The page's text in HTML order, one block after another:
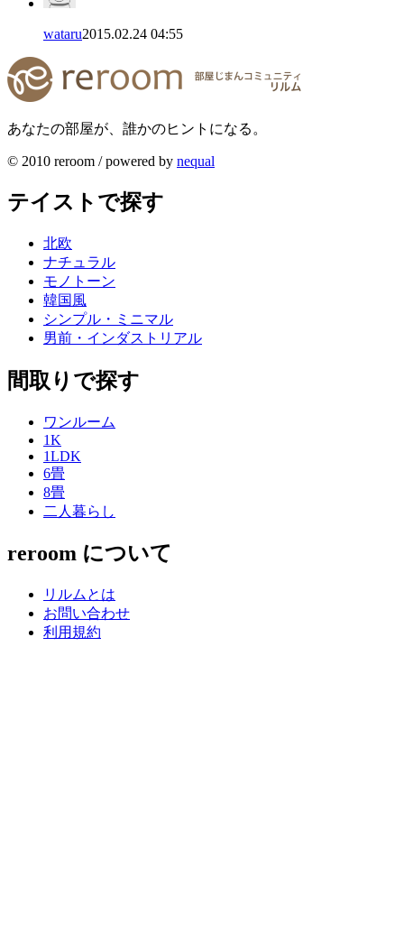
wataru2015.02.24 04:55
あなたの部屋が、誰かのヒントになる。
© 2010 reroom / powered by nequal
テイストで探す
北欧
ナチュラル
モノトーン
韓国風
シンプル・ミニマル
男前・インダストリアル
間取りで探す
ワンルーム
1K
1LDK
6畳
8畳
二人暮らし
reroom について
リルムとは
お問い合わせ
利用規約